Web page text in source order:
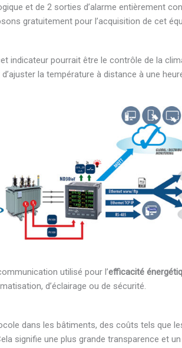
et de 2 sorties d’alarme entièrement
gratuitement pour l’acquisition de cet
indicateur pourrait être le contrôle de la
la température à distance à une
utilisé pour l’efficacité
d’éclairage ou de sécurité.
dans les bâtiments, des coûts tels que
signifie une plus grande transparence et